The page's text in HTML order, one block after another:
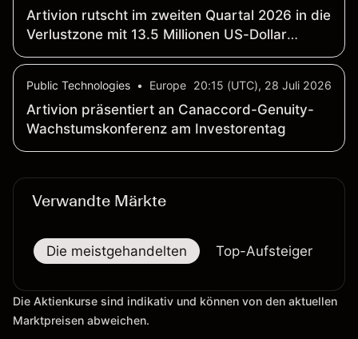
Artivion rutscht im zweiten Quartal 2026 in die
Verlustzone mit 13.5 Millionen US-Dollar
Nettoverlust (GAAP); Umsatz steigt um 11
Public Technologies • Europe 20:15 (UTC), 28 Juli 2026
Artivion präsentiert an Canaccord-Genuity-
Wachstumskonferenz am Investorentag
Verwandte Märkte
Die meistgehandelten Top-Aufsteiger
Die Aktienkurse sind indikativ und können von den aktuellen
Marktpreisen abweichen.